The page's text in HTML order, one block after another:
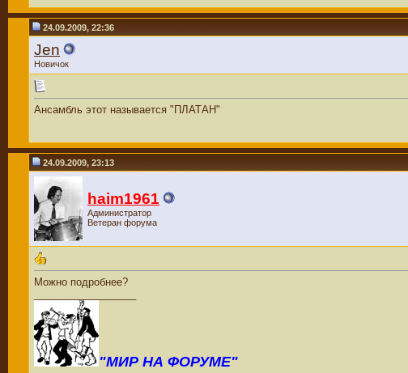
24.09.2009, 22:36
Jen
Новичок
Ансамбль этот называется "ПЛАТАН"
24.09.2009, 23:13
haim1961
Администратор
Ветеран форума
Можно подробнее?
"МИР НА ФОРУМЕ"